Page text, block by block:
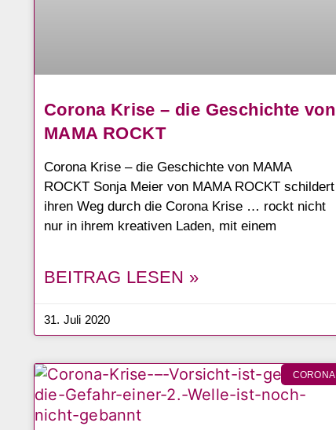
Corona Krise – die Geschichte von
MAMA ROCKT
Corona Krise – die Geschichte von MAMA
ROCKT Sonja Meier von MAMA ROCKT schildert
ihren Weg durch die Corona Krise … rockt nicht
nur in ihrem kreativen Laden, mit einem
BEITRAG LESEN »
31. Juli 2020
CORONA